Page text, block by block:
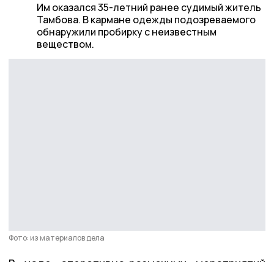
Им оказался 35-летний ранее судимый житель
Тамбова. В кармане одежды подозреваемого
обнаружили пробирку с неизвестным
веществом.
Фото: из материалов дела